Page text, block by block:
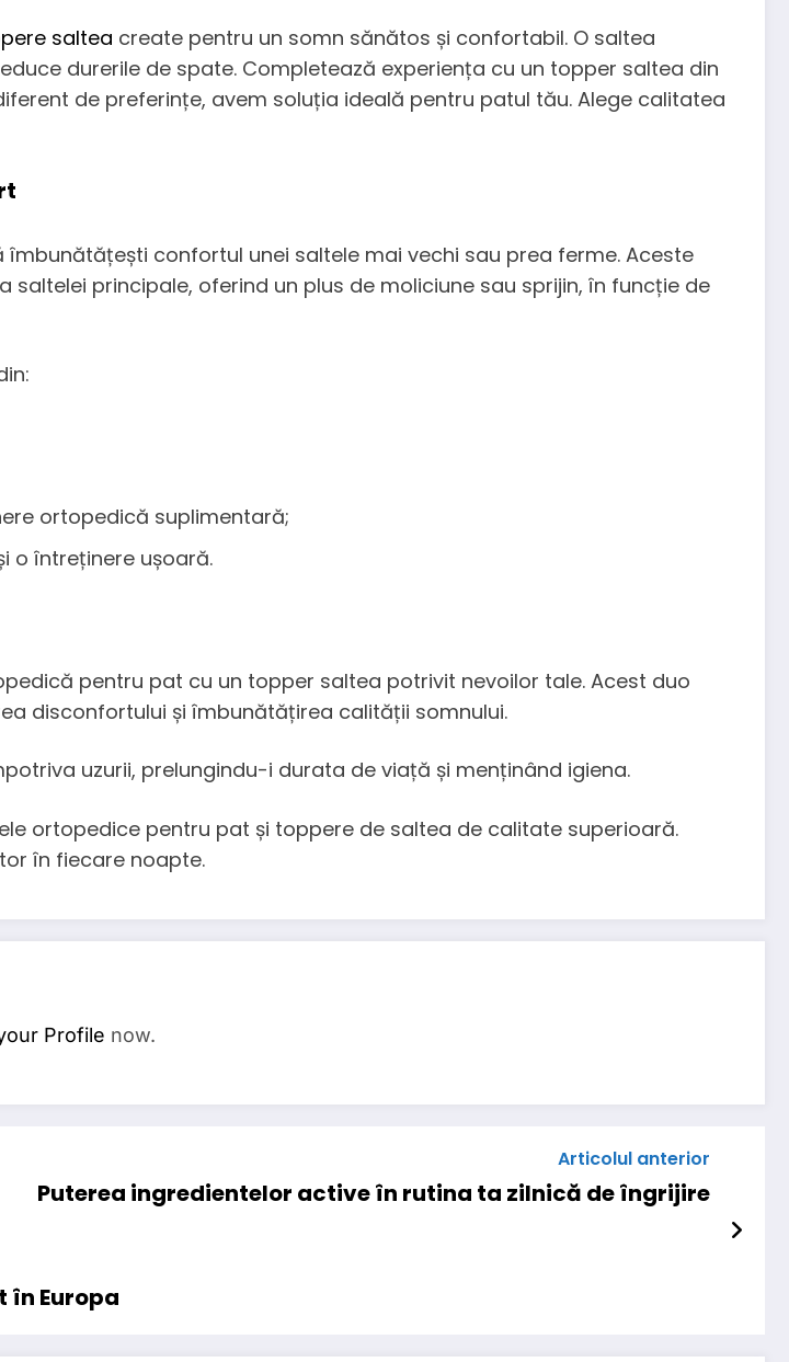
saltea create pentru un somn sănătos și confortabil. O saltea
durerile de spate. Completează experiența cu un topper saltea din
de preferințe, avem soluția ideală pentru patul tău. Alege calitatea
confortul unei saltele mai vechi sau prea ferme. Aceste
principale, oferind un plus de moliciune sau sprijin, în funcție de
ortopedică suplimentară;
o întreținere ușoară.
pentru pat cu un topper saltea potrivit nevoilor tale. Acest duo
disconfortului și îmbunătățirea calității somnului.
uzurii, prelungindu-i durata de viață și menținând igiena.
ortopedice pentru pat și toppere de saltea de calitate superioară.
în fiecare noapte.
Profile now.
Articolul anterior
Puterea ingredientelor active în rutina ta zilnică de îngrijire
în Europa